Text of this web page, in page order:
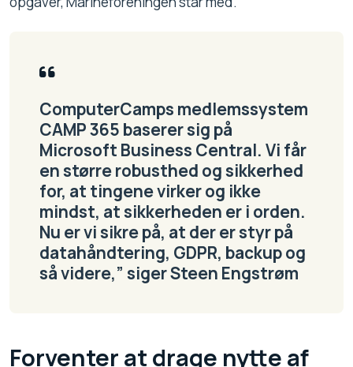
ComputerCamps medlemssystem
CAMP 365 baserer sig på
Microsoft Business Central. Vi får
en større robusthed og sikkerhed
for, at tingene virker og ikke
mindst, at sikkerheden er i orden.
Nu er vi sikre på, at der er styr på
datahåndtering, GDPR, backup og
så videre,” siger Steen Engstrøm
Forventer at drage nytte af